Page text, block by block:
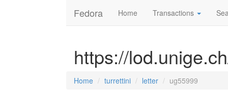
Fedora Home Transactions
https://
Home turrettini letter ug55999